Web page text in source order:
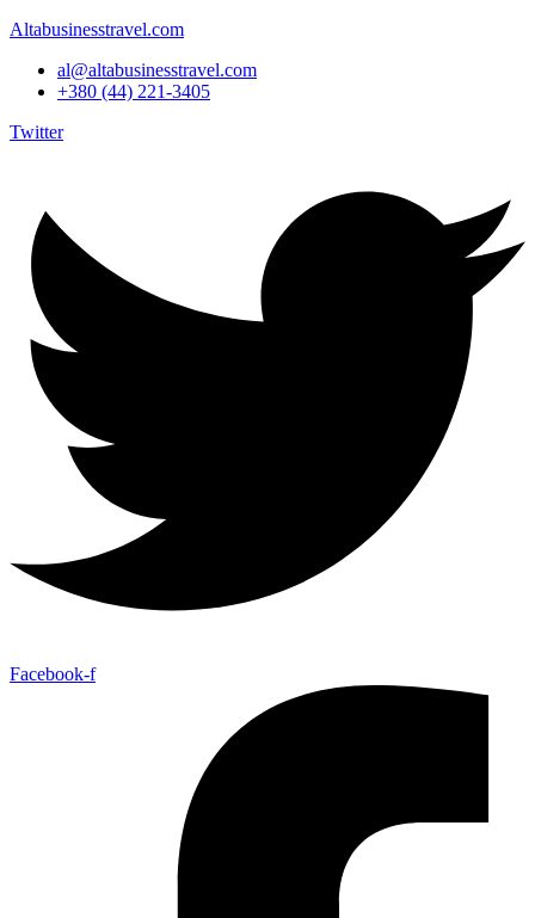
Altabusinesstravel.com
al@altabusinesstravel.com
+380 (44) 221-3405
Twitter
Facebook-f